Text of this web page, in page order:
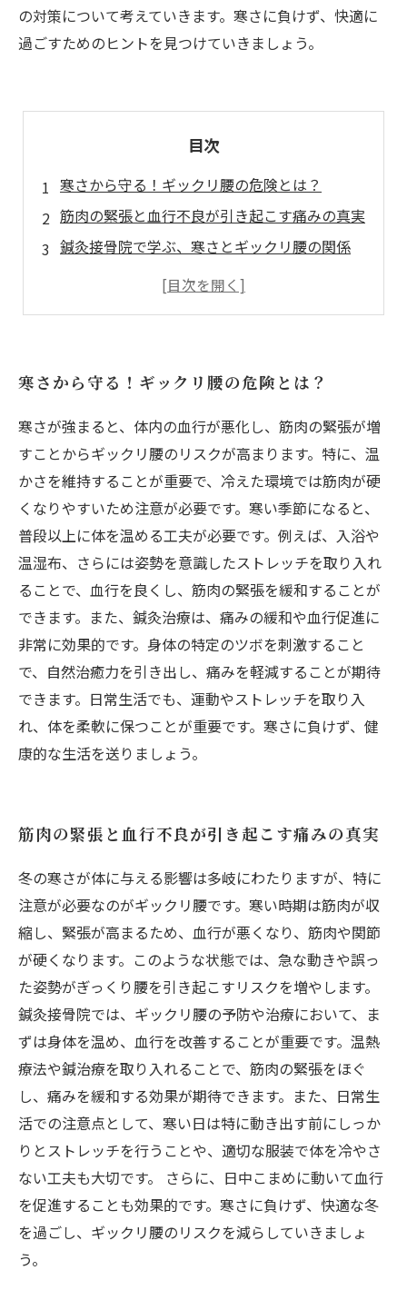
の対策について考えていきます。寒さに負けず、快適に
過ごすためのヒントを見つけていきましょう。
目次
寒さから守る！ギックリ腰の危険とは？
筋肉の緊張と血行不良が引き起こす痛みの真実
鍼灸接骨院で学ぶ、寒さとギックリ腰の関係
あなたの健康を守る！ギックリ腰の予防法
快適な冬を過ごすためのギックリ腰対策まとめ
寒さから守る！ギックリ腰の危険とは？
寒さが強まると、体内の血行が悪化し、筋肉の緊張が増
すことからギックリ腰のリスクが高まります。特に、温
かさを維持することが重要で、冷えた環境では筋肉が硬
くなりやすいため注意が必要です。寒い季節になると、
普段以上に体を温める工夫が必要です。例えば、入浴や
温湿布、さらには姿勢を意識したストレッチを取り入れ
ることで、血行を良くし、筋肉の緊張を緩和することが
できます。また、鍼灸治療は、痛みの緩和や血行促進に
非常に効果的です。身体の特定のツボを刺激すること
で、自然治癒力を引き出し、痛みを軽減することが期待
できます。日常生活でも、運動やストレッチを取り入
れ、体を柔軟に保つことが重要です。寒さに負けず、健
康的な生活を送りましょう。
筋肉の緊張と血行不良が引き起こす痛みの真実
冬の寒さが体に与える影響は多岐にわたりますが、特に
注意が必要なのがギックリ腰です。寒い時期は筋肉が収
縮し、緊張が高まるため、血行が悪くなり、筋肉や関節
が硬くなります。このような状態では、急な動きや誤っ
た姿勢がぎっくり腰を引き起こすリスクを増やします。
鍼灸接骨院では、ギックリ腰の予防や治療において、ま
ずは身体を温め、血行を改善することが重要です。温熱
療法や鍼治療を取り入れることで、筋肉の緊張をほぐ
し、痛みを緩和する効果が期待できます。また、日常生
活での注意点として、寒い日は特に動き出す前にしっか
りとストレッチを行うことや、適切な服装で体を冷やさ
ない工夫も大切です。 さらに、日中こまめに動いて血行
を促進することも効果的です。寒さに負けず、快適な冬
を過ごし、ギックリ腰のリスクを減らしていきましょ
う。